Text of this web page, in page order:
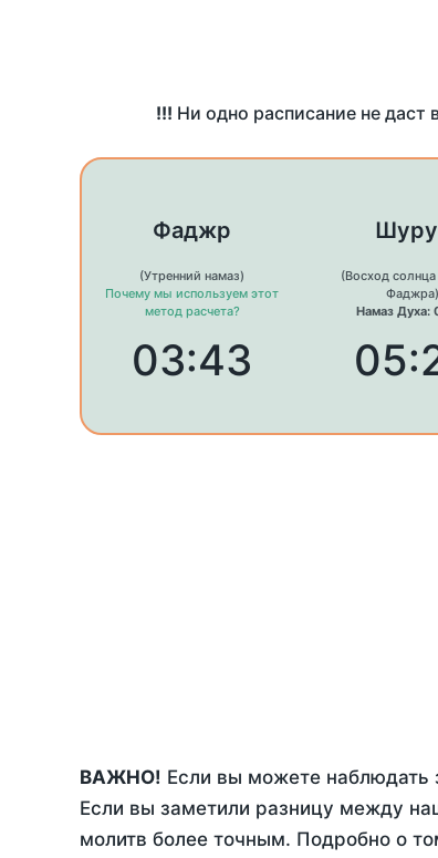
!!! Ни одно расписание не даст
Фаджр
(Утренний намаз)
Почему мы используем этот
метод расчета?
03:43
(Восход
Фаджра)
Намаз Духа:
ВАЖНО! Если вы можете наблюдать
Если вы заметили разницу между
молитв более точным. Подробно о